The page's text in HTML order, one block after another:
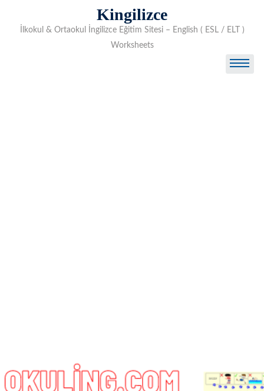
content
Kingilizce
İlkokul & Ortaokul İngilizce Eğitim Sitesi – English ( ESL / ELT )
Worksheets